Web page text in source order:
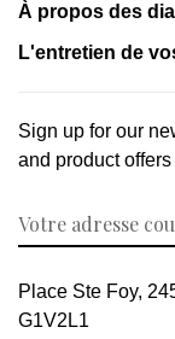
À propos des
L'entretien de
Sign up for our
and product offers
Place Ste Foy,
G1V2L1